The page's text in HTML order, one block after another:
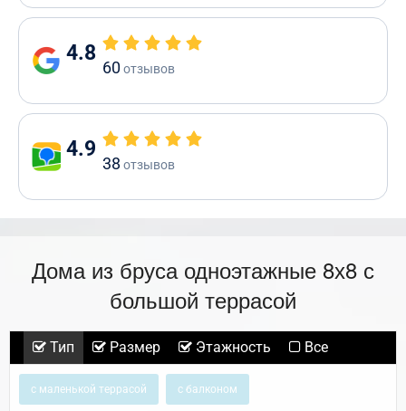
4.8
60отзывов
4.9
38 отзывов
Дома из бруса одноэтажные 8х8 с
большой террасой
Тип Размер Этажность Все
с маленькой террасой с балконом